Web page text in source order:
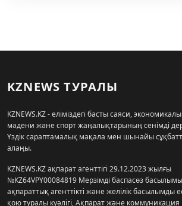
KZNEWS ТУРАЛЫ
KZNEWS.KZ - еліміздегі басты саяси,
мәдени және спорт жаңалықтарының сенімді
Үздік сараптамалық мақала мен шынайы
алаңы.
KZNEWS.KZ ақпарат агенттігі 29.12.2023 жылғы
№KZ64VPY00084819 Мерзімді баспасөз
ақпараттық агенттікті және желілік басылымды
қою туралы куәлігі, Ақпарат және коммуникация